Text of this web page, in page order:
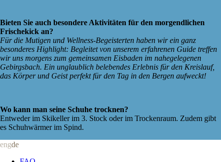
Bieten Sie auch besondere Aktivitäten für den morgendlichen
Frischekick an?
Für die Mutigen und Wellness-Begeisterten haben wir ein ganz
besonderes Highlight: Begleitet von unserem erfahrenen Guide treffen
wir uns morgens zum gemeinsamen Eisbaden im nahegelegenen
Gebirgsbach. Ein unglaublich belebendes Erlebnis für den Kreislauf,
das Körper und Geist perfekt für den Tag in den Bergen aufweckt!
Wo kann man seine Schuhe trocknen?
Entweder im Skikeller im 3. Stock oder im Trockenraum. Zudem gibt
es Schuhwärmer im Spind.
engde